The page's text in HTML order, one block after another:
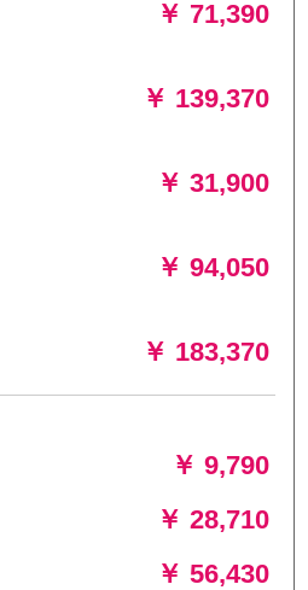
￥ 71,390
￥ 139,370
￥ 31,900
￥ 94,050
￥ 183,370
￥ 9,790
￥ 28,710
￥ 56,430